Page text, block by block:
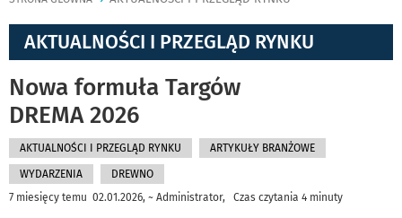
AKTUALNOŚCI I PRZEGLĄD RYNKU
Nowa formuła Targów
DREMA 2026
AKTUALNOŚCI I PRZEGLĄD RYNKU ARTYKUŁY BRANŻOWE
WYDARZENIA
DREWNO
7 miesięcy temu 02.01.2026, ~ Administrator, Czas czytania 4 minuty